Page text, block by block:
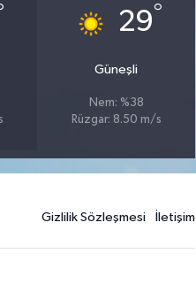
29°
Güneşli
Nem: %38
Rüzgar: 8.50 m/s
Gizlilik Sözleşmesi İletişim